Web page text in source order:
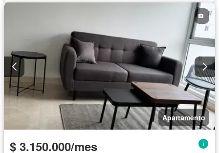
Apartamento
$ 3.150.000/mes